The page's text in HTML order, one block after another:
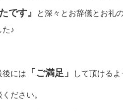
です』
と深々とお辞儀とお礼
た♪
後には 「ご満足」 して頂けるよ
ださい。